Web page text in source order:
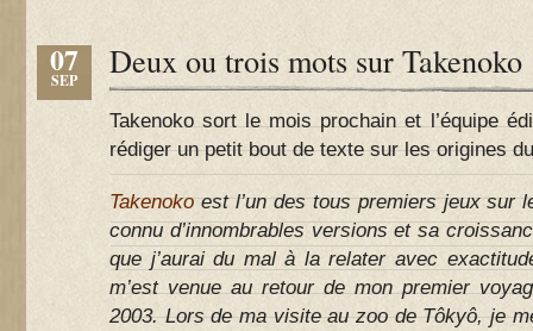
07
SEP Deux ou trois mots sur Takenoko
Takenoko sort le mois prochain et l’équipe
rédiger un petit bout de texte sur les origines
Takenokoest l’un des tous premiers jeux sur
connu d’innombrables versions et sa
que j’aurai du mal à la relater avec
m’est venue au retour de mon premier
2003. Lors de ma visite au zoo de Tôkyô, je